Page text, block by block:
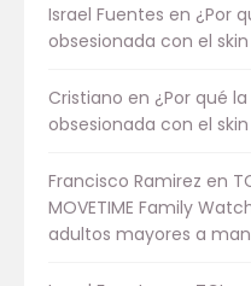
Israel Fuentes en ¿Por
obsesionada con el
Cristiano en ¿Por qué
obsesionada con el
Francisco Ramirez en
MOVETIME Family
adultos mayores a